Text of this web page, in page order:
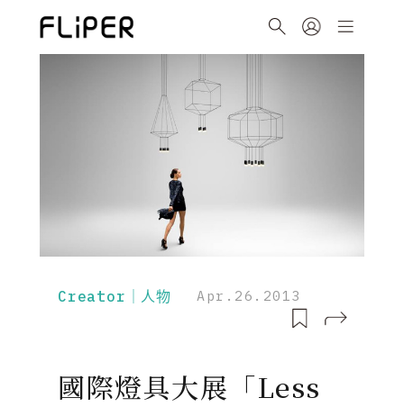
Creator｜人物 Apr.26.2013
國際燈具大展「Less